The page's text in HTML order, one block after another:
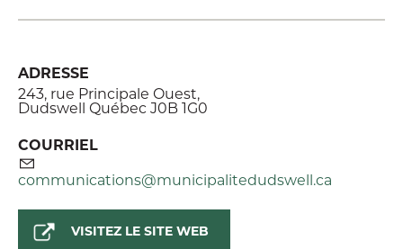
ADRESSE
243, rue Principale Ouest,
Dudswell Québec J0B 1G0
COURRIEL
communications@municipalitedudswell.ca
VISITEZ LE SITE WEB